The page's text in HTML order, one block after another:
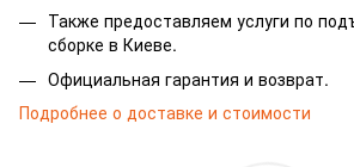
Также предоставляем услуги по
сборке в Киеве.
Официальная гарантия и возврат.
Подробнее о доставке и стоимости